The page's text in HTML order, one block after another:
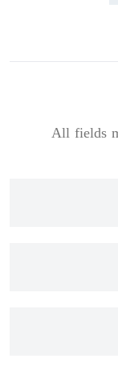
All fields